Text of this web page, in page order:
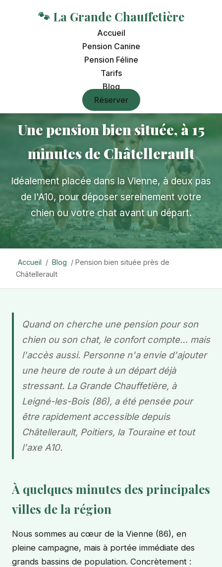
🐾 La Grande Chauffetière
Accueil
Pension Canine
Pension Féline
Tarifs
Blog
Réserver
Une pension bien située, à 15
minutes de Châtellerault
Idéalement placée dans la Vienne, à deux pas
de l'A10, pour déposer sereinement votre
chien ou votre chat avant un départ.
Accueil / Blog / Pension bien située près de
Châtellerault
Quand on cherche une pension pour son
chien ou son chat, le confort compte… mais
l'accès aussi. Personne n'a envie d'ajouter
une heure de route à un départ déjà
stressant. La Grande Chauffetière, à
Leigné-les-Bois (86), a été pensée pour
être rapidement accessible depuis
Châtellerault, Poitiers, la Touraine et tout
l'axe A10.
À quelques minutes des principales
villes de la région
Nous sommes au cœur de la Vienne (86), en
pleine campagne, mais à portée immédiate des
grands bassins de population. Concrètement :